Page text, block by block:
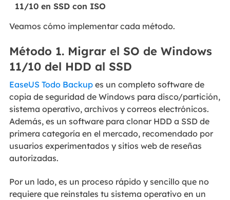
11/10 en SSD con ISO
Veamos cómo implementar cada método.
Método 1. Migrar el SO de Windows
11/10 del HDD al SSD
EaseUS Todo Backupes un completo software de
copia de seguridad de Windows para disco/partición,
sistema operativo, archivos y correos electrónicos.
Además, es un software para clonar HDD a SSD de
primera categoría en el mercado, recomendado por
usuarios experimentados y sitios web de reseñas
autorizadas.
Por un lado, es un proceso rápido y sencillo que no
requiere que reinstales tu sistema operativo en un